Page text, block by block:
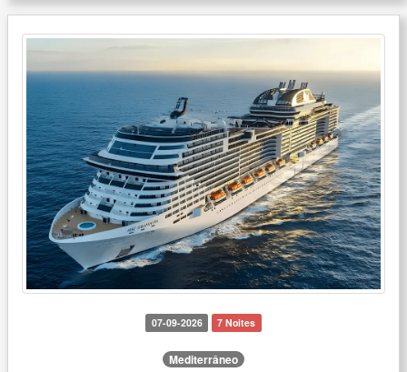
07-09-2026 7 Noites
Mediterrâneo